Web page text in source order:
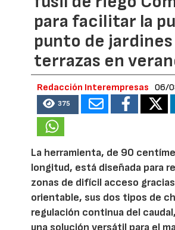
para facilitar la
punto de
terrazas en
Redacción Interempresas 06/
375
La herramienta, de 90
longitud, está diseñada para
zonas de difícil acceso
orientable, sus dos tipos de
regulación continua del
una solución versátil para el